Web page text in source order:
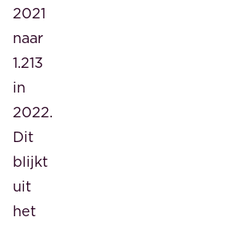
2021
naar
1.213
in
2022.
Dit
blijkt
uit
het